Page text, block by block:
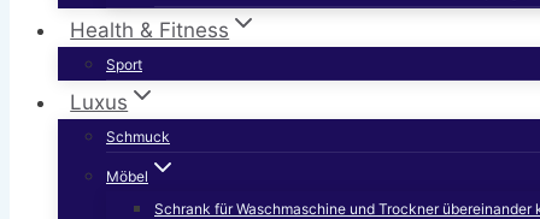
Health & Fitness
Sport
Luxus
Schmuck
Möbel
Schrank für Waschmaschine und Trockner übereinander